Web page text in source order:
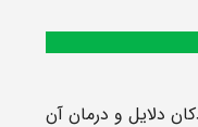
دلایل و درمان آن